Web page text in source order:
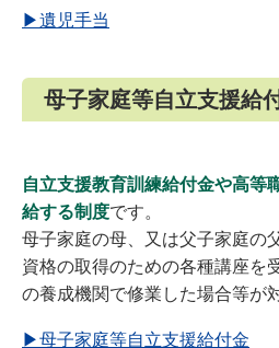
▶遺児手当
母子家庭等自立支援給
自立支援教育訓練給付金や高等
給する制度です。
母子家庭の母、又は父子家庭の
資格の取得のための各種講座を
の養成機関で修業した場合等が
▶母子家庭等自立支援給付金